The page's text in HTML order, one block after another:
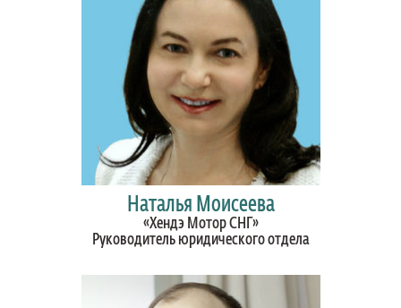
Наталья Моисеева
«Хендэ Мотор СНГ»
Руководитель юридического отдела